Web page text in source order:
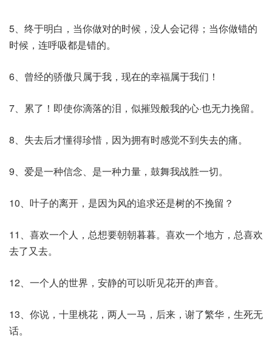
5、终于明白，当你做对的时候，没人会记得；当你做错的
时候，连呼吸都是错的。
6、曾经的骄傲只属于我，现在的幸福属于我们！
7、累了！即使你滴落的泪，似摧毁般我的心·也无力挽留。
8、失去后才懂得珍惜，因为拥有时感觉不到失去的痛。
9、爱是一种信念、是一种力量，鼓舞我战胜一切。
10、叶子的离开，是因为风的追求还是树的不挽留？
11、喜欢一个人，总想要朝朝暮暮。喜欢一个地方，总喜欢
去了又去。
12、一个人的世界，安静的可以听见花开的声音。
13、你说，十里桃花，两人一马，后来，谢了繁华，生死无
话。